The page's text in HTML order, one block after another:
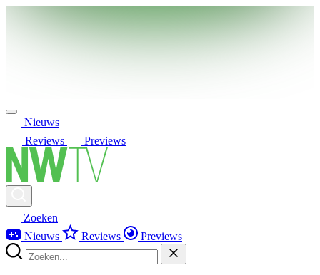
Nieuws
Reviews
Previews
Zoeken
Nieuws
Reviews Previews